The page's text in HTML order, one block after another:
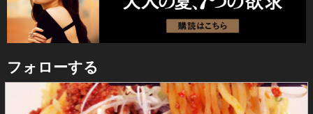
フォローする